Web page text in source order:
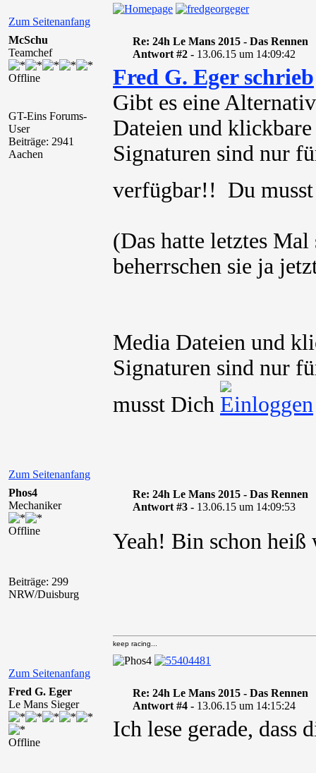
Zum Seitenanfang
McSchu
Teamchef
Offline
GT-Eins Forums-
User
Beiträge: 2941
Aachen
Re: 24h Le Mans 2015 - Das Rennen
Antwort #2 - 13.06.15 um 14:09:42
Fred G. Eger schrieb
Gibt es eine
Dateien und
Signaturen sind nur
verfügbar!! Du
(Das hatte letztes
beherrschen sie ja
Media Dateien und
Signaturen sind nur
musst Dich
Zum Seitenanfang
Phos4
Mechaniker
Offline
Beiträge: 299
NRW/Duisburg
Re: 24h Le Mans 2015 - Das Rennen
Antwort #3 - 13.06.15 um 14:09:53
Yeah! Bin schon
Zum Seitenanfang
keep racing...
Fred G. Eger
Le Mans Sieger
Offline
Re: 24h Le Mans 2015 - Das Rennen
Antwort #4 - 13.06.15 um 14:15:24
Ich lese gerade, dass